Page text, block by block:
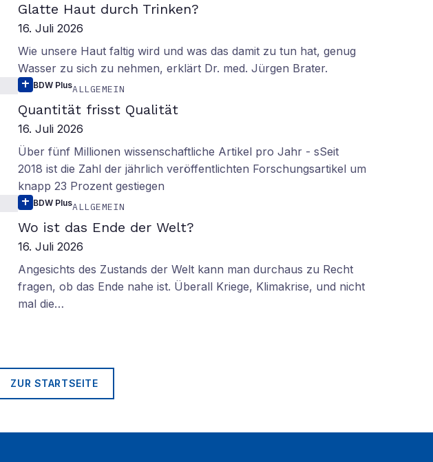
Glatte Haut durch Trinken?
16. Juli 2026
Wie unsere Haut faltig wird und was das damit zu tun hat, genug
Wasser zu sich zu nehmen, erklärt Dr. med. Jürgen Brater.
BDW PlusALLGEMEIN
Quantität frisst Qualität
16. Juli 2026
Über fünf Millionen wissenschaftliche Artikel pro Jahr - sSeit
2018 ist die Zahl der jährlich veröffentlichten Forschungsartikel um
knapp 23 Prozent gestiegen
BDW PlusALLGEMEIN
Wo ist das Ende der Welt?
16. Juli 2026
Angesichts des Zustands der Welt kann man durchaus zu Recht
fragen, ob das Ende nahe ist. Überall Kriege, Klimakrise, und nicht
mal die…
ZUR STARTSEITE